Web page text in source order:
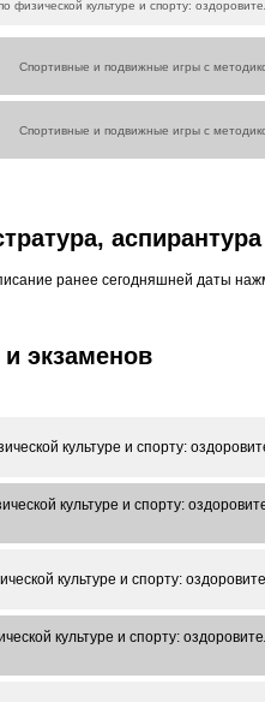
физической культуре и спорту:
Спортивные и подвижные игры с
Спортивные и подвижные игры с
аспирантура
ранее сегодняшней даты
экзаменов
культуре и спорту:
культуре и спорту:
культуре и спорту:
культуре и спорту: